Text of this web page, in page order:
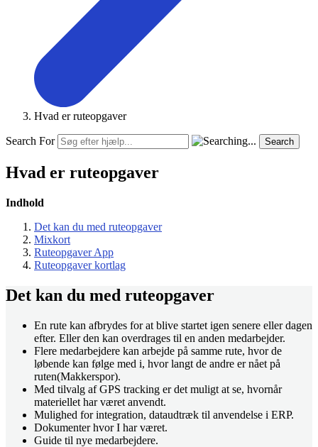
Hvad er ruteopgaver
Search For Search
Hvad er ruteopgaver
Indhold
Det kan du med ruteopgaver
Mixkort
Ruteopgaver App
Ruteopgaver kortlag
Det kan du med ruteopgaver
En rute kan afbrydes for at blive startet igen senere eller dagen
efter. Eller den kan overdrages til en anden medarbejder.
Flere medarbejdere kan arbejde på samme rute, hvor de
løbende kan følge med i, hvor langt de andre er nået på
ruten(Makkerspor).
Med tilvalg af GPS tracking er det muligt at se, hvornår
materiellet har været anvendt.
Mulighed for integration, dataudtræk til anvendelse i ERP.
Dokumenter hvor I har været.
Guide til nye medarbejdere.